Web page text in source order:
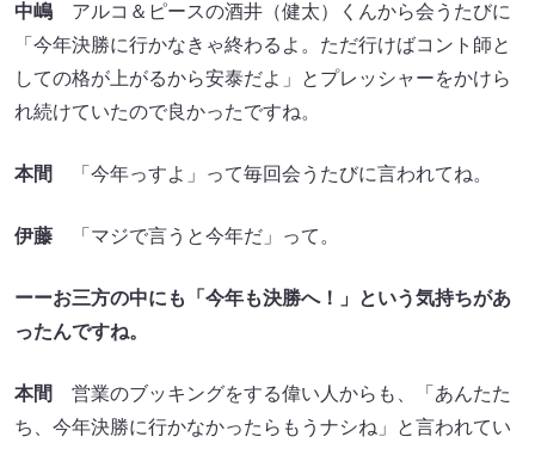
中嶋 アルコ＆ピースの酒井（健太）くんから会うたびに
「今年決勝に行かなきゃ終わるよ。ただ行けばコント師と
しての格が上がるから安泰だよ」とプレッシャーをかけら
れ続けていたので良かったですね。
本間 「今年っすよ」って毎回会うたびに言われてね。
伊藤 「マジで言うと今年だ」って。
ーーお三方の中にも「今年も決勝へ！」という気持ちがあ
ったんですね。
本間
営業のブッキングをする偉い人からも、「あんたた
ち、今年決勝に行かなかったらもうナシね」と言われてい